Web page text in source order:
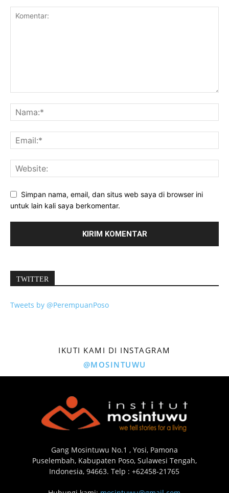
Simpan nama, email, dan situs web saya di browser ini
untuk lain kali saya berkomentar.
TWITTER
Tweets by @PerempuanPoso
IKUTI KAMI DI INSTAGRAM
@MOSINTUWU
Gang Mosintuwu No.1 , Yosi, Pamona
Puselembah, Kabupaten Poso, Sulawesi Tengah,
Indonesia, 94663. Telp : +62458-21765